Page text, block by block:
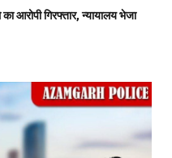
आरोपी गिरफ्तार, न्यायालय भेजा